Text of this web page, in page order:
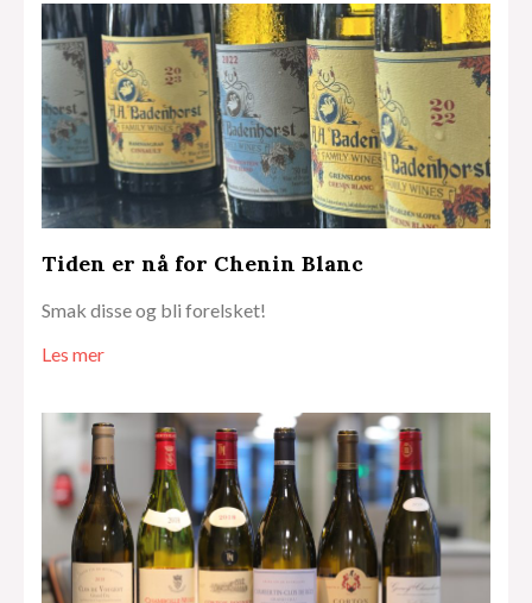
Tiden er nå for Chenin Blanc
Smak disse og bli forelsket!
Les mer